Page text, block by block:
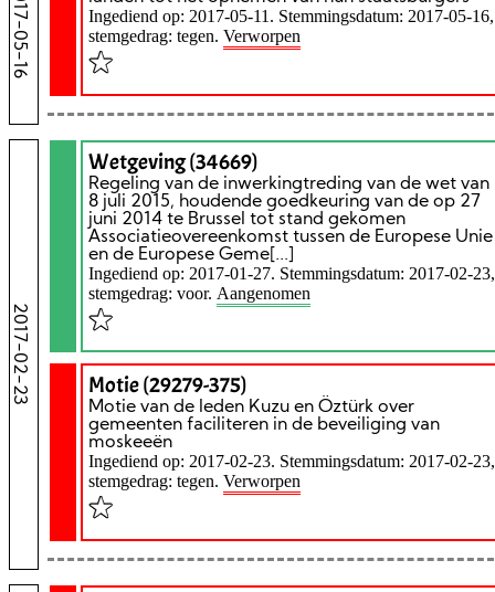
2017-05-16
Ingediend op: 2017-05-11. Stemmingsdatum: 2017-05-16,
stemgedrag: tegen. Verworpen
2017-02-23
Wetgeving (34669)
Regeling van de inwerkingtreding van de wet van
8 juli 2015, houdende goedkeuring van de op 27
juni 2014 te Brussel tot stand gekomen
Associatieovereenkomst tussen de Europese Unie
en de Europese Geme[...]
Ingediend op: 2017-01-27. Stemmingsdatum: 2017-02-23,
stemgedrag: voor. Aangenomen
Motie (29279-375)
Motie van de leden Kuzu en Öztürk over
gemeenten faciliteren in de beveiliging van
moskeeën
Ingediend op: 2017-02-23. Stemmingsdatum: 2017-02-23,
stemgedrag: tegen. Verworpen